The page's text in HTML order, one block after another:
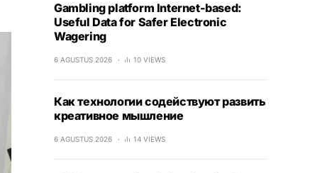
Gambling platform Internet-based:
Useful Data for Safer Electronic
Wagering
6 AGUSTUS 2026 10 VIEWS
Как технологии содействуют развить
креативное мышление
6 AGUSTUS 2026 14 VIEWS